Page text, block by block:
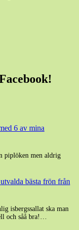
6 av mina
piplöken men aldrig
bästa frön från
isbergssallat ska man
och såå bra!…